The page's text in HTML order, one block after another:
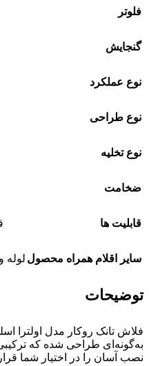
فلوتر
گنجایش
نوع عملکرد
نوع طراحی
نوع تخلیه
ضخامت
قابلیت ها
سایر اقلام همراه محصول لوله
توضیحات
فلاش تانک روکار مدل اولترا
به‌گونه‌ای طراحی شده که ترکیبی